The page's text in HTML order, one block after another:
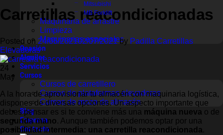
Mitsubishi
MB Forklift
Maquinaria de arrastre
Limpieza
Maquinarias especiales
Ocasión
Alquiler
Servicios
Cursos
Cursos de carretillero
Cursos de plataformas elevadoras
Cursos de mozo de almacén
Blog
Empresa
Contacto
Carretillas reacondicionadas
Posted on 24/05/202102/07/2021 by Padilla Carretillas
Elevadoras
24
May
A la hora de aprovisionar tu almacén con maquinaria logística,
dispones de diversas opciones. Un aspecto importante que
debes pensar es si te conviene más una máquina nueva o de
segunda mano. Aunque también podemos optar por una
posibilidad intermedia: una carretilla reacondicionada.